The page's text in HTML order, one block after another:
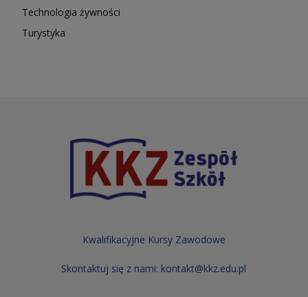
Technologia żywności
Turystyka
Kwalifikacyjne Kursy Zawodowe
Skontaktuj się z nami: kontakt@kkz.edu.pl